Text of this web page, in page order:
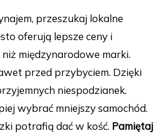
przeszukaj lokalne
oferują lepsze ceny i
międzynarodowe marki.
przed przybyciem. Dzięki
niespodzianek.
wybrać mniejszy samochód.
potrafią dać w kość. Pamiętaj